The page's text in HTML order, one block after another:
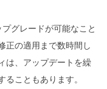
グレードが可能なこと
正の適用まで数時間し
は、アップデートを繰
ることもあります。